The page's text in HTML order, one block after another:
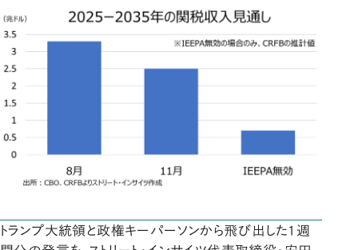
トランプ大統領と政権キーパーソンから飛び出した1週